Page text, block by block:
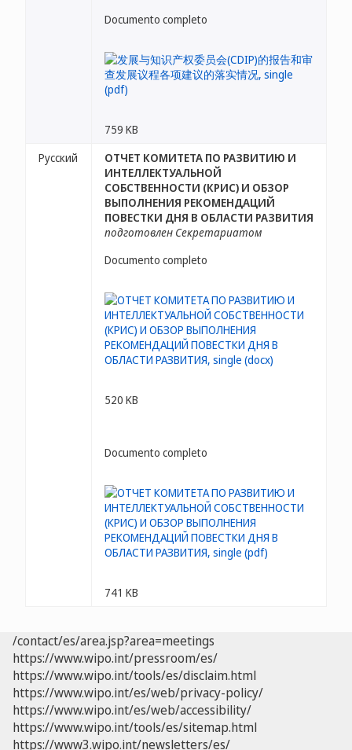
Documento completo
759 KB
Русский
ОТЧЕТ КОМИТЕТА ПО РАЗВИТИЮ И
ИНТЕЛЛЕКТУАЛЬНОЙ
СОБСТВЕННОСТИ (КРИС) И ОБЗОР
ВЫПОЛНЕНИЯ РЕКОМЕНДАЦИЙ
ПОВЕСТКИ ДНЯ В ОБЛАСТИ РАЗВИТИЯ
подготовлен Секретариатом
Documento completo
520 KB
Documento completo
741 KB
/contact/es/area.jsp?area=meetings
https://www.wipo.int/pressroom/es/
https://www.wipo.int/tools/es/disclaim.html
https://www.wipo.int/es/web/privacy-policy/
https://www.wipo.int/es/web/accessibility/
https://www.wipo.int/tools/es/sitemap.html
https://www3.wipo.int/newsletters/es/